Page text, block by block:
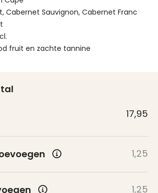
Cabernet Sauvignon, Cabernet Franc
fruit en zachte tannine
17,95
1,25
1,25